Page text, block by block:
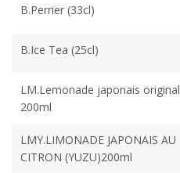
B.Perrier (33cl)
B.Ice Tea (25cl)
LM.Lemonade japonais original
200ml
LMY.LIMONADE JAPONAIS AU
CITRON (YUZU)200ml